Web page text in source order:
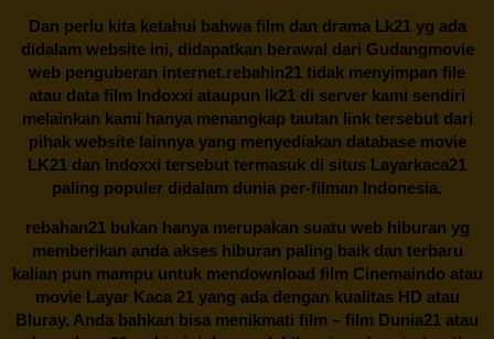
Dan perlu kita ketahui bahwa film dan dramaLk21yg ada
didalam website ini, didapatkan berawal dari Gudangmovie
web penguberan internet.rebahin21 tidak menyimpan file
atau data film Indoxxi ataupun lk21 di server kami sendiri
melainkan kami hanya menangkap tautan link tersebut dari
pihak website lainnya yang menyediakan database movie
LK21 dan Indoxxi tersebut termasuk di situs Layarkaca21
paling populer didalam dunia per-filman Indonesia.
rebahan21bukan hanya merupakan suatu web hiburan yg
memberikan anda akses hiburan paling baik dan terbaru
kalian pun mampu untuk mendownload film Cinemaindo atau
movie Layar Kaca 21 yang ada dengan kualitas HD atau
Bluray. Anda bahkan bisa menikmati film – film Dunia21 atau